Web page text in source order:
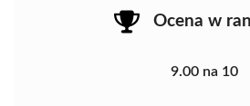
Ocena w
9.00 na 10